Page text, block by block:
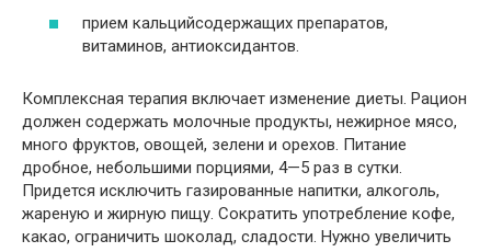
прием кальцийсодержащих препаратов,
витаминов, антиоксидантов.
Комплексная терапия включает изменение диеты. Рацион
должен содержать молочные продукты, нежирное мясо,
много фруктов, овощей, зелени и орехов. Питание
дробное, небольшими порциями, 4—5 раз в сутки.
Придется исключить газированные напитки, алкоголь,
жареную и жирную пищу. Сократить употребление кофе,
какао, ограничить шоколад, сладости. Нужно увеличить